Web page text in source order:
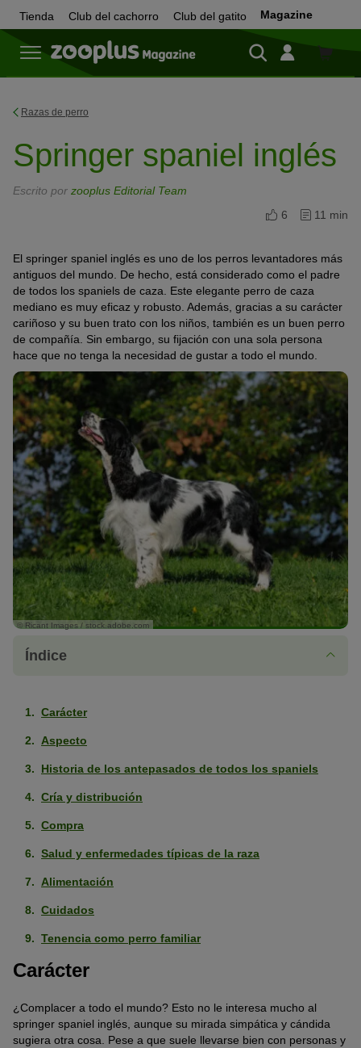
Tienda Club del cachorro Club del gatito Magazine
Tienda
Razas de perro
Springer spaniel inglés
Escrito por zooplus Editorial Team
6
11 min
El springer spaniel inglés es uno de los perros levantadores más
antiguos del mundo. De hecho, está considerado como el padre
de todos los spaniels de caza. Este elegante perro de caza
mediano es muy eficaz y robusto. Además, gracias a su carácter
cariñoso y su buen trato con los niños, también es un buen perro
de compañía. Sin embargo, su fijación con una sola persona
hace que no tenga la necesidad de gustar a todo el mundo.
© Ricant Images / stock.adobe.com
Índice
Carácter
Aspecto
Historia de los antepasados de todos los spaniels
Cría y distribución
Compra
Salud y enfermedades típicas de la raza
Alimentación
Cuidados
Tenencia como perro familiar
Carácter
¿Complacer a todo el mundo? Esto no le interesa mucho al
springer spaniel inglés, aunque su mirada simpática y cándida
sugiera otra cosa. Pese a que suele llevarse bien con personas y